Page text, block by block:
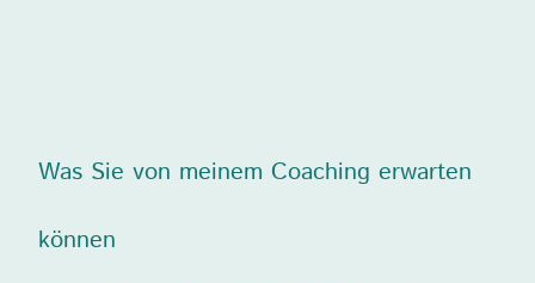
Was Sie von meinem Coaching erwarten
können